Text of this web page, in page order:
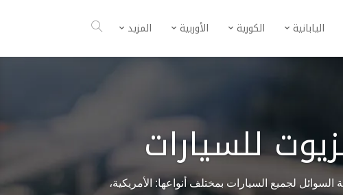
اليابانية الكورية الأوربية المزيد
للسيارات
لجميع السيارات بمختلف أنواعها: الأمريكية،